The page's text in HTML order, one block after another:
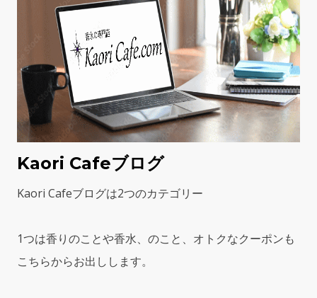
Kaori Cafeブログ
Kaori Cafeブログは2つのカテゴリー
1つは香りのことや香水、のこと、オトクなクーポンも
こちらからお出しします。